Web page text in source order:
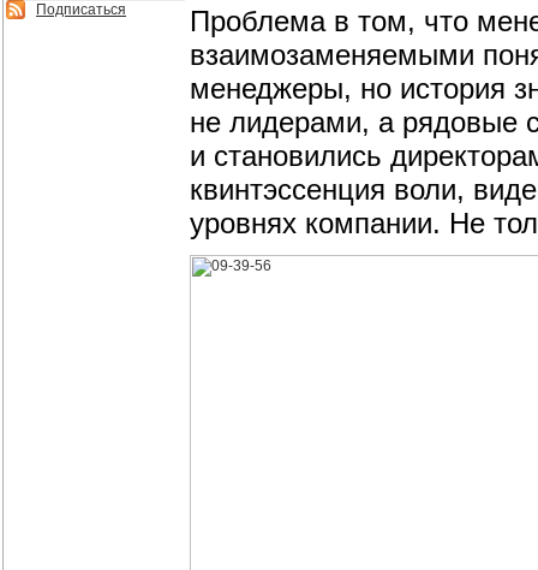
Подписаться
Проблема в том, что
взаимозаменяемыми
менеджеры, но история
не лидерами, а рядовые
и становились
квинтэссенция воли,
уровнях компании. Не